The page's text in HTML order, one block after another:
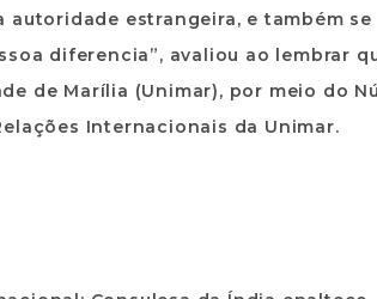
estrangeira, e também se
diferencia”, avaliou ao lembrar
de Marília (Unimar), por meio do
Internacionais da Unimar.